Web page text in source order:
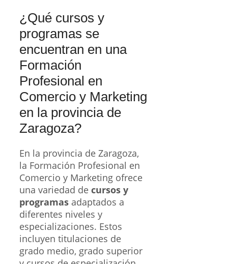
¿Qué cursos y
programas se
encuentran en una
Formación
Profesional en
Comercio y Marketing
en la provincia de
Zaragoza?
En la provincia de Zaragoza,
la Formación Profesional en
Comercio y Marketing ofrece
una variedad de cursos y
programas adaptados a
diferentes niveles y
especializaciones. Estos
incluyen titulaciones de
grado medio, grado superior